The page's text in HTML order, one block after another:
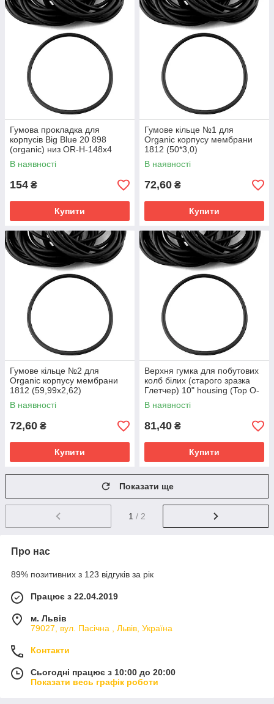
Гумова прокладка для
корпусів Big Blue 20 898
(organic) низ OR-H-148x4
В наявності
154 ₴
Купити
Гумове кільце №1 для
Organic корпусу мембрани
1812 (50*3,0)
В наявності
72,60 ₴
Купити
Гумове кільце №2 для
Organic корпусу мембрани
1812 (59,99х2,62)
В наявності
72,60 ₴
Купити
Верхня гумка для побутових
колб білих (старого зразка
Глетчер) 10" housing (Top O-
ring)
В наявності
81,40 ₴
Купити
Показати ще
1 / 2
Про нас
89% позитивних з 123 відгуків за рік
Працює з 22.04.2019
м. Львів
79027, вул. Пасічна , Львів, Україна
Контакти
Сьогодні працює з 10:00 до 20:00
Показати весь графік роботи